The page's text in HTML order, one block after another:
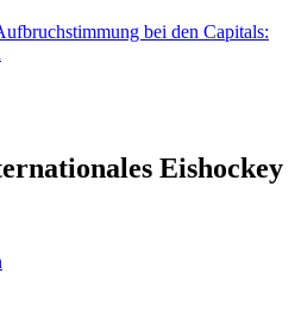
bei den Capitals:
Eishockey